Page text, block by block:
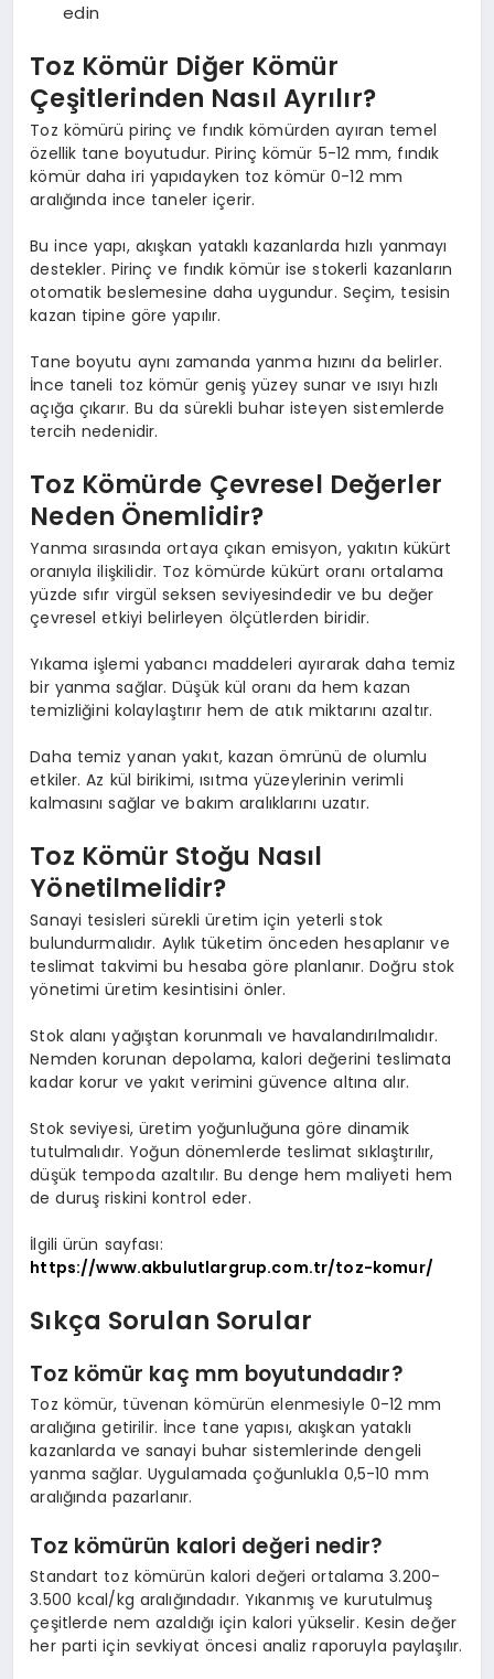
edin
Toz Kömür Diğer Kömür
Çeşitlerinden Nasıl Ayrılır?
Toz kömürü pirinç ve fındık kömürden ayıran temel
özellik tane boyutudur. Pirinç kömür 5-12 mm, fındık
kömür daha iri yapıdayken toz kömür 0-12 mm
aralığında ince taneler içerir.
Bu ince yapı, akışkan yataklı kazanlarda hızlı yanmayı
destekler. Pirinç ve fındık kömür ise stokerli kazanların
otomatik beslemesine daha uygundur. Seçim, tesisin
kazan tipine göre yapılır.
Tane boyutu aynı zamanda yanma hızını da belirler.
İnce taneli toz kömür geniş yüzey sunar ve ısıyı hızlı
açığa çıkarır. Bu da sürekli buhar isteyen sistemlerde
tercih nedenidir.
Toz Kömürde Çevresel Değerler
Neden Önemlidir?
Yanma sırasında ortaya çıkan emisyon, yakıtın kükürt
oranıyla ilişkilidir. Toz kömürde kükürt oranı ortalama
yüzde sıfır virgül seksen seviyesindedir ve bu değer
çevresel etkiyi belirleyen ölçütlerden biridir.
Yıkama işlemi yabancı maddeleri ayırarak daha temiz
bir yanma sağlar. Düşük kül oranı da hem kazan
temizliğini kolaylaştırır hem de atık miktarını azaltır.
Daha temiz yanan yakıt, kazan ömrünü de olumlu
etkiler. Az kül birikimi, ısıtma yüzeylerinin verimli
kalmasını sağlar ve bakım aralıklarını uzatır.
Toz Kömür Stoğu Nasıl
Yönetilmelidir?
Sanayi tesisleri sürekli üretim için yeterli stok
bulundurmalıdır. Aylık tüketim önceden hesaplanır ve
teslimat takvimi bu hesaba göre planlanır. Doğru stok
yönetimi üretim kesintisini önler.
Stok alanı yağıştan korunmalı ve havalandırılmalıdır.
Nemden korunan depolama, kalori değerini teslimata
kadar korur ve yakıt verimini güvence altına alır.
Stok seviyesi, üretim yoğunluğuna göre dinamik
tutulmalıdır. Yoğun dönemlerde teslimat sıklaştırılır,
düşük tempoda azaltılır. Bu denge hem maliyeti hem
de duruş riskini kontrol eder.
İlgili ürün sayfası:
https://www.akbulutlargrup.com.tr/toz-komur/
Sıkça Sorulan Sorular
Toz kömür kaç mm boyutundadır?
Toz kömür, tüvenan kömürün elenmesiyle 0-12 mm
aralığına getirilir. İnce tane yapısı, akışkan yataklı
kazanlarda ve sanayi buhar sistemlerinde dengeli
yanma sağlar. Uygulamada çoğunlukla 0,5-10 mm
aralığında pazarlanır.
Toz kömürün kalori değeri nedir?
Standart toz kömürün kalori değeri ortalama 3.200-
3.500 kcal/kg aralığındadır. Yıkanmış ve kurutulmuş
çeşitlerde nem azaldığı için kalori yükselir. Kesin değer
her parti için sevkiyat öncesi analiz raporuyla paylaşılır.